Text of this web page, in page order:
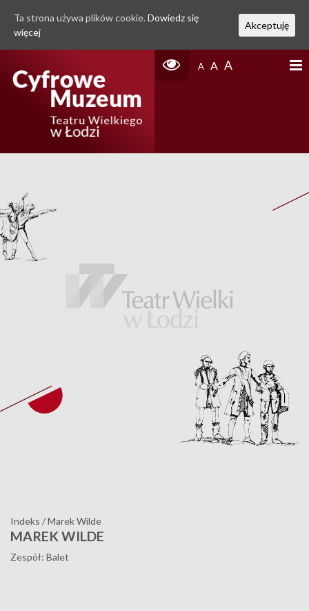
A A A
Indeks /Marek Wilde
MAREK WILDE
Zespół: Balet
Ta strona używa plików cookie. Dowiedz się
więcej
Akceptuję